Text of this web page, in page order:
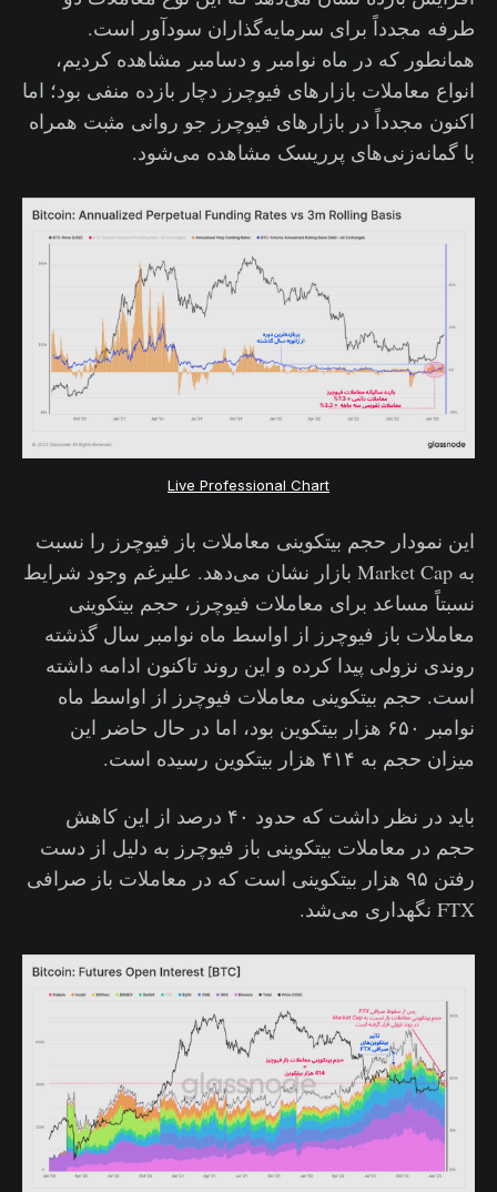
طرفه مجدداً برای سرمایه‌گذاران سودآور است.
همانطور که در ماه نوامبر و دسامبر مشاهده کردیم،
انواع معاملات بازارهای فیوچرز دچار بازده منفی بود؛ اما
اکنون مجدداً در بازارهای فیوچرز جو روانی مثبت همراه
با گمانه‌زنی‌های پرریسک مشاهده می‌شود.
Live Professional Chart
این نمودار حجم بیتکوینی معاملات باز فیوچرز را نسبت
به Market Cap بازار نشان می‌دهد. علیرغم وجود شرایط
نسبتاً مساعد برای معاملات فیوچرز، حجم بیتکوینی
معاملات باز فیوچرز از اواسط ماه نوامبر سال گذشته
روندی نزولی پیدا کرده و این روند تاکنون ادامه داشته
است. حجم بیتکوینی معاملات فیوچرز از اواسط ماه
نوامبر ۶۵۰ هزار بیتکوین بود، اما در حال حاضر این
میزان حجم به ۴۱۴ هزار بیتکوین رسیده است.
باید در نظر داشت که حدود ۴۰ درصد از این کاهش
حجم در معاملات بیتکوینی باز فیوچرز به دلیل از دست
رفتن ۹۵ هزار بیتکوینی است که در معاملات باز صرافی
FTX نگهداری می‌شد.